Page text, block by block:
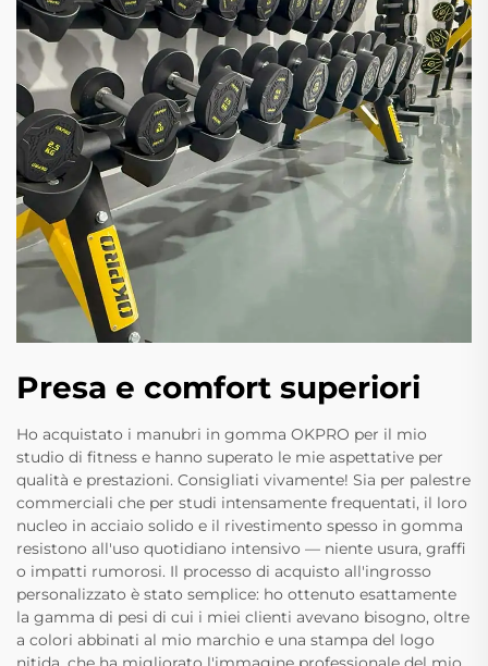
Presa e comfort superiori
Ho acquistato i manubri in gomma OKPRO per il mio
studio di fitness e hanno superato le mie aspettative per
qualità e prestazioni. Consigliati vivamente! Sia per palestre
commerciali che per studi intensamente frequentati, il loro
nucleo in acciaio solido e il rivestimento spesso in gomma
resistono all'uso quotidiano intensivo — niente usura, graffi
o impatti rumorosi. Il processo di acquisto all'ingrosso
personalizzato è stato semplice: ho ottenuto esattamente
la gamma di pesi di cui i miei clienti avevano bisogno, oltre
a colori abbinati al mio marchio e una stampa del logo